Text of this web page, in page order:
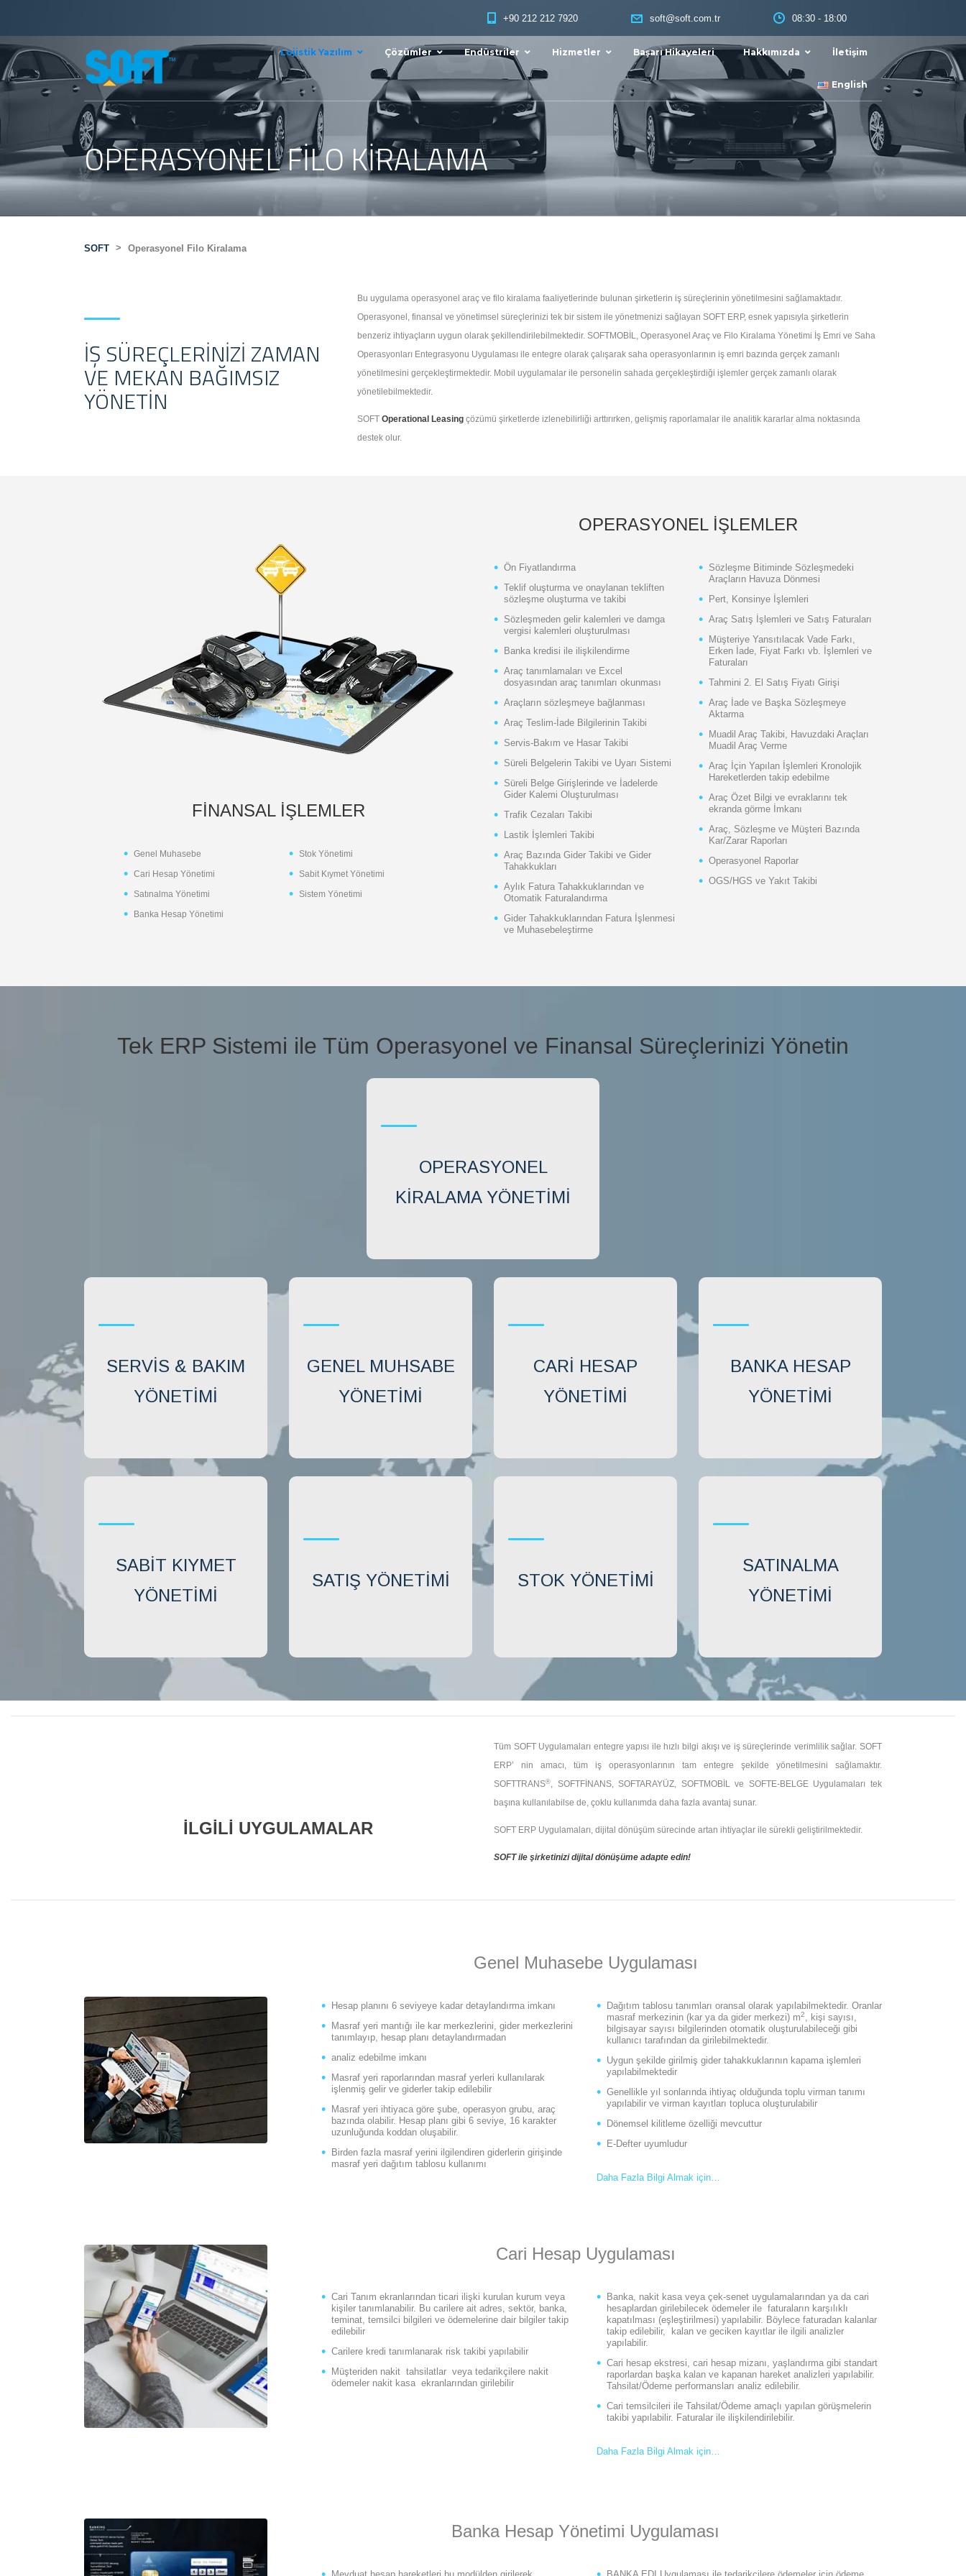
+90 212 212 7920 soft@soft.com.tr 08:30 - 18:00
Lojistik Yazılım Çözümler Endüstriler Hizmetler Başarı Hikayeleri Hakkımızda İletişim
English
OPERASYONEL FILO KIRALAMA
SOFT > Operasyonel Filo Kiralama
İŞ SÜREÇLERINIZI ZAMAN
VE MEKAN BAĞIMSIZ
YÖNETIN
Bu uygulama operasyonel araç ve filo kiralama faaliyetlerinde bulunan şirketlerin iş süreçlerinin yönetilmesini sağlamaktadır.
Operasyonel, finansal ve yönetimsel süreçlerinizi tek bir sistem ile yönetmenizi sağlayan SOFT ERP, esnek yapısıyla şirketlerin
benzeriz ihtiyaçların uygun olarak şekillendirilebilmektedir. SOFTMOBİL, Operasyonel Araç ve Filo Kiralama Yönetimi İş Emri ve Saha
Operasyonları Entegrasyonu Uygulaması ile entegre olarak çalışarak saha operasyonlarının iş emri bazında gerçek zamanlı
yönetilmesini gerçekleştirmektedir. Mobil uygulamalar ile personelin sahada gerçekleştirdiği işlemler gerçek zamanlı olarak
yönetilebilmektedir.
SOFT Operational Leasing çözümü şirketlerde izlenebilirliği arttırırken, gelişmiş raporlamalar ile analitik kararlar alma noktasında
destek olur.
FİNANSAL İŞLEMLER
Genel Muhasebe
Cari Hesap Yönetimi
Satınalma Yönetimi
Banka Hesap Yönetimi
Stok Yönetimi
Sabit Kıymet Yönetimi
Sistem Yönetimi
OPERASYONEL İŞLEMLER
Ön Fiyatlandırma
Teklif oluşturma ve onaylanan tekliften
sözleşme oluşturma ve takibi
Sözleşmeden gelir kalemleri ve damga
vergisi kalemleri oluşturulması
Banka kredisi ile ilişkilendirme
Araç tanımlamaları ve Excel
dosyasından araç tanımları okunması
Araçların sözleşmeye bağlanması
Araç Teslim-İade Bilgilerinin Takibi
Servis-Bakım ve Hasar Takibi
Süreli Belgelerin Takibi ve Uyarı Sistemi
Süreli Belge Girişlerinde ve İadelerde
Gider Kalemi Oluşturulması
Trafik Cezaları Takibi
Lastik İşlemleri Takibi
Araç Bazında Gider Takibi ve Gider
Tahakkukları
Aylık Fatura Tahakkuklarından ve
Otomatik Faturalandırma
Gider Tahakkuklarından Fatura İşlenmesi
ve Muhasebeleştirme
Sözleşme Bitiminde Sözleşmedeki
Araçların Havuza Dönmesi
Pert, Konsinye İşlemleri
Araç Satış İşlemleri ve Satış Faturaları
Müşteriye Yansıtılacak Vade Farkı,
Erken İade, Fiyat Farkı vb. İşlemleri ve
Faturaları
Tahmini 2. El Satış Fiyatı Girişi
Araç İade ve Başka Sözleşmeye
Aktarma
Muadil Araç Takibi, Havuzdaki Araçları
Muadil Araç Verme
Araç İçin Yapılan İşlemleri Kronolojik
Hareketlerden takip edebilme
Araç Özet Bilgi ve evraklarını tek
ekranda görme İmkanı
Araç, Sözleşme ve Müşteri Bazında
Kar/Zarar Raporları
Operasyonel Raporlar
OGS/HGS ve Yakıt Takibi
Tek ERP Sistemi ile Tüm Operasyonel ve Finansal Süreçlerinizi Yönetin
OPERASYONEL
KIRALAMA YÖNETIMI
SERVIS & BAKIM
YÖNETIMI
GENEL MUHSABE
YÖNETIMI
CARI HESAP
YÖNETIMI
BANKA HESAP
YÖNETIMI
SABIT KIYMET
YÖNETIMI
SATIŞ YÖNETIMI STOK YÖNETIMI
SATINALMA
YÖNETIMI
İLGİLİ UYGULAMALAR
Tüm SOFT Uygulamaları entegre yapısı ile hızlı bilgi akışı ve iş süreçlerinde verimlilik sağlar. SOFT
ERP’ nin amacı, tüm iş operasyonlarının tam entegre şekilde yönetilmesini sağlamaktır.
SOFTTRANS®, SOFTFİNANS, SOFTARAYÜZ, SOFTMOBİL ve SOFTE-BELGE Uygulamaları tek
başına kullanılabilse de, çoklu kullanımda daha fazla avantaj sunar.
SOFT ERP Uygulamaları, dijital dönüşüm sürecinde artan ihtiyaçlar ile sürekli geliştirilmektedir.
SOFT ile şirketinizi dijital dönüşüme adapte edin!
Genel Muhasebe Uygulaması
Hesap planını 6 seviyeye kadar detaylandırma imkanı
Masraf yeri mantığı ile kar merkezlerini, gider merkezlerini
tanımlayıp, hesap planı detaylandırmadan
analiz edebilme imkanı
Masraf yeri raporlarından masraf yerleri kullanılarak
işlenmiş gelir ve giderler takip edilebilir
Masraf yeri ihtiyaca göre şube, operasyon grubu, araç
bazında olabilir. Hesap planı gibi 6 seviye, 16 karakter
uzunluğunda koddan oluşabilir.
Birden fazla masraf yerini ilgilendiren giderlerin girişinde
masraf yeri dağıtım tablosu kullanımı
Dağıtım tablosu tanımları oransal olarak yapılabilmektedir. Oranlar
masraf merkezinin (kar ya da gider merkezi) m2, kişi sayısı,
bilgisayar sayısı bilgilerinden otomatik oluşturulabileceği gibi
kullanıcı tarafından da girilebilmektedir.
Uygun şekilde girilmiş gider tahakkuklarının kapama işlemleri
yapılabilmektedir
Genellikle yıl sonlarında ihtiyaç olduğunda toplu virman tanımı
yapılabilir ve virman kayıtları topluca oluşturulabilir
Dönemsel kilitleme özelliği mevcuttur
E-Defter uyumludur
Daha Fazla Bilgi Almak için…
Cari Hesap Uygulaması
Cari Tanım ekranlarından ticari ilişki kurulan kurum veya
kişiler tanımlanabilir. Bu carilere ait adres, sektör, banka,
teminat, temsilci bilgileri ve ödemelerine dair bilgiler takip
edilebilir
Carilere kredi tanımlanarak risk takibi yapılabilir
Müşteriden nakit tahsilatlar veya tedarikçilere nakit
ödemeler nakit kasa ekranlarından girilebilir
Banka, nakit kasa veya çek-senet uygulamalarından ya da cari
hesaplardan girilebilecek ödemeler ile faturaların karşılıklı
kapatılması (eşleştirilmesi) yapılabilir. Böylece faturadan kalanlar
takip edilebilir, kalan ve geciken kayıtlar ile ilgili analizler
yapılabilir.
Cari hesap ekstresi, cari hesap mizanı, yaşlandırma gibi standart
raporlardan başka kalan ve kapanan hareket analizleri yapılabilir.
Tahsilat/Ödeme performansları analiz edilebilir.
Cari temsilcileri ile Tahsilat/Ödeme amaçlı yapılan görüşmelerin
takibi yapılabilir. Faturalar ile ilişkilendirilebilir.
Daha Fazla Bilgi Almak için…
Banka Hesap Yönetimi Uygulaması